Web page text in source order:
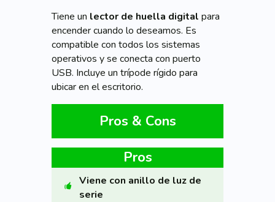
Tiene un lector de huella digital para
encender cuando lo deseamos. Es
compatible con todos los sistemas
operativos y se conecta con puerto
USB. Incluye un trípode rígido para
ubicar en el escritorio.
Pros & Cons
Pros
Viene con anillo de luz de
serie